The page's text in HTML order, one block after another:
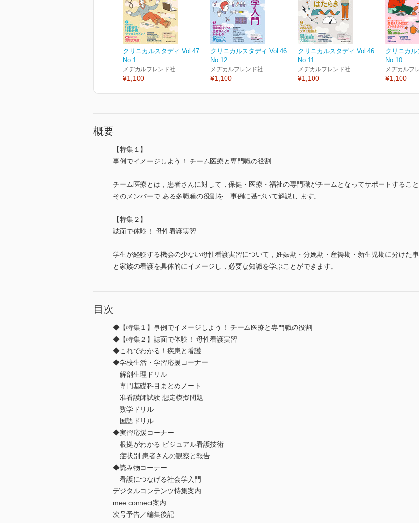
クリニカルスタディ Vol.47
No.1
メヂカルフレンド社
¥1,100
クリニカルスタディ Vol.46
No.12
メヂカルフレンド社
¥1,100
クリニカルスタディ Vol.46
No.11
メヂカルフレンド社
¥1,100
クリニカ
No.10
メヂカルフ
¥1,100
概要
【特集１】
事例でイメージしよう！ チーム医療と専門職の役割
チーム医療とは，患者さんに対して，保健・医療・福祉の専門職がチームとなってサポートするこ
そのメンバーで ある多職種の役割を，事例に基づいて解説し ます。
【特集２】
誌面で体験！ 母性看護実習
学生が経験する機会の少ない母性看護実習について，妊娠期・分娩期・産褥期・新生児期に分けた
と家族の看護を具体的にイメージし，必要な知識を学ぶことができます。
目次
◆【特集１】事例でイメージしよう！ チーム医療と専門職の役割
◆【特集２】誌面で体験！ 母性看護実習
◆これでわかる！疾患と看護
◆学校生活・学習応援コーナー
解剖生理ドリル
専門基礎科目まとめノート
准看護師試験 想定模擬問題
数学ドリル
国語ドリル
◆実習応援コーナー
根拠がわかる ビジュアル看護技術
症状別 患者さんの観察と報告
◆読み物コーナー
看護につなげる社会学入門
デジタルコンテンツ特集案内
mee connect案内
次号予告／編集後記